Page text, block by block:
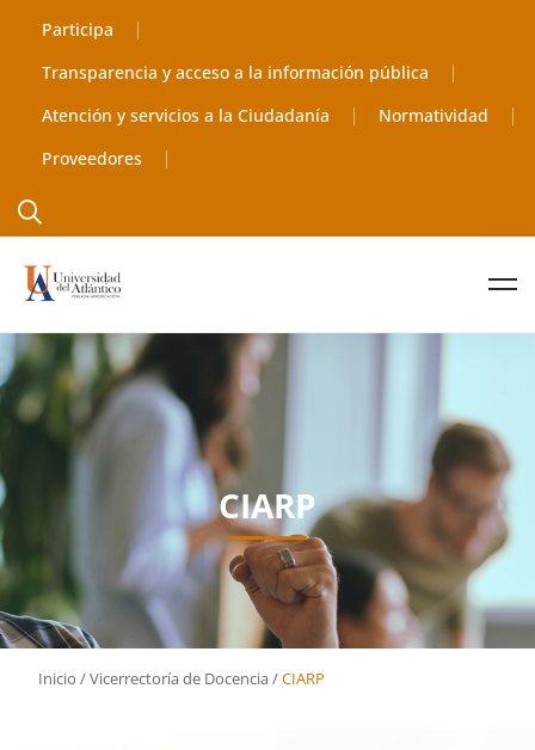
Participa
Transparencia y acceso a la información pública
Atención y servicios a la Ciudadanía
Normatividad
Proveedores
CIARP
Inicio /Vicerrectoría de Docencia/CIARP